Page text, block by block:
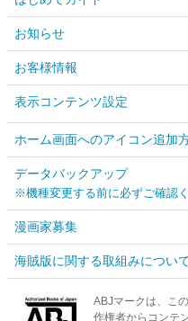
お知らせ
お客様情報
表示コンテンツ設定
ホーム画面へのアイコン追加
データバックアップ
※機種変更する前に必ずご確認く
漫画家募集
海賊版に関する取組みについ
ABJマークは、こ
作権者からコンテ